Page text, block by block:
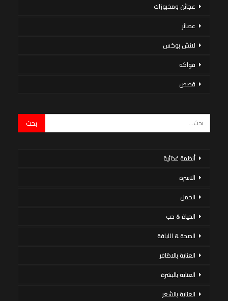
عجائن ومخبوزات
عصائر
لانش بوكس
فواكه
قصص
أنظمة غذائية
الاسرة
الحمل
الحياة & حب
الصحة & اللياقة
العناية بالاظافر
العناية بالبشرة
العناية بالشعر